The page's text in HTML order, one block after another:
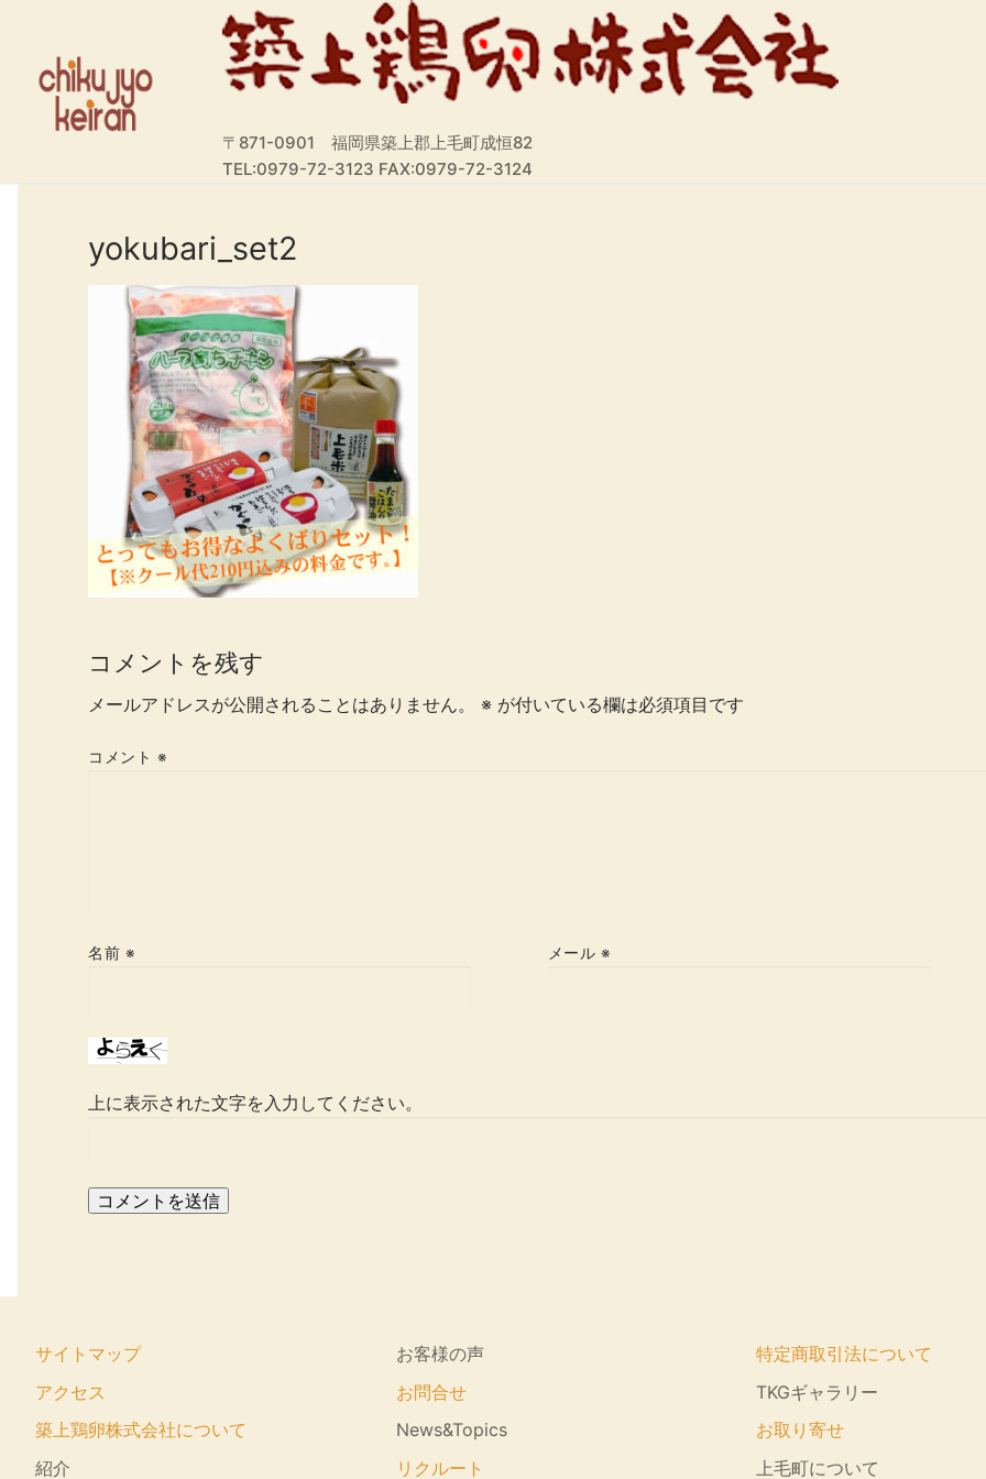
ス
〒871-0901 福岡県築上郡上毛町成恒82
TEL:0979-72-3123 FAX:0979-72-3124
yokubari_set2
コメントを残す
メールアドレスが公開されることはありません。 ※ が付いている欄は必須項目です
コメント ※
名前 ※ メール ※
上に表示された文字を入力してください。
サイトマップ
アクセス
築上鶏卵株式会社について
紹介
お客様の声
お問合せ
News&Topics
リクルート
特定商取引法について
TKGギャラリー
お取り寄せ
上毛町について